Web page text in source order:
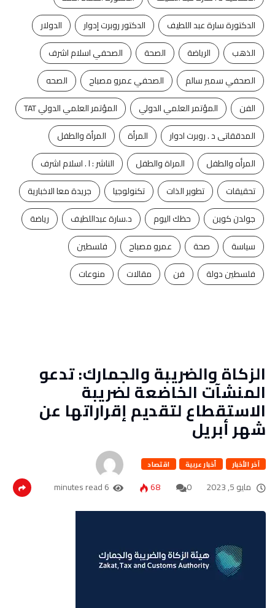
الدكتورة سارة عبد اللطيف
الدكتور روبرت إدوار
الدولار
الذهب
الرياضة الصحة
الصحفي اسلام اشرف
الصحفي سمير سالم
الصحفي عمرو مصباح
الصحه
الفن
المؤتمر العلمي الدولي
المؤتمر العلمي الدولي TAT
المدققاتى د . روبرت ادوار
المرأة
المرأة والطفل
المرأه والطفل
المراة والطفل
الناشر : ا . اسلام اشرف
تحقيقات
تطوير الذات تكنولوجيا
جريدة معا الاخبارية
جولدن كوين
حظك اليوم د.سارة عبداللطيف
رياضة
سياسة
صحة عمرو مصباح
فلسطين
فلسطين دولة
فن مقالات منوعات
الزكاة والضريبة والجمارك: تدعو
المنشآت الخاضعة لضريبة
الاستقطاع لتقديم إقراراتها عن
شهر أبريل
آخر الأخبار أخبار عربية اقتصاد
مايو 5, 2023 0
68
6 minutes read